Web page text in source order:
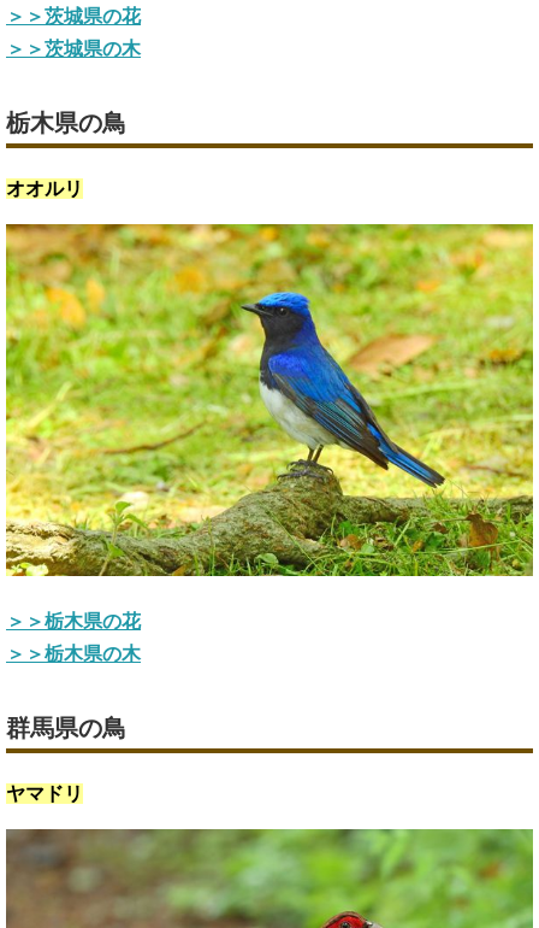
＞＞茨城県の花
＞＞茨城県の木
栃木県の鳥
オオルリ
＞＞栃木県の花
＞＞栃木県の木
群馬県の鳥
ヤマドリ